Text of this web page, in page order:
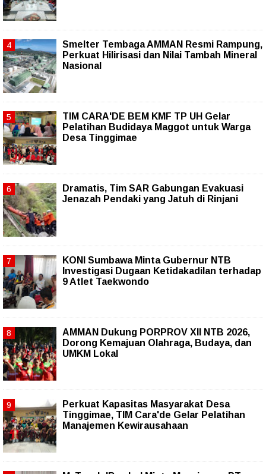
Smelter Tembaga AMMAN Resmi Rampung,
Perkuat Hilirisasi dan Nilai Tambah Mineral
Nasional
TIM CARA'DE BEM KMF TP UH Gelar
Pelatihan Budidaya Maggot untuk Warga
Desa Tinggimae
Dramatis, Tim SAR Gabungan Evakuasi
Jenazah Pendaki yang Jatuh di Rinjani
KONI Sumbawa Minta Gubernur NTB
Investigasi Dugaan Ketidakadilan terhadap
9 Atlet Taekwondo
AMMAN Dukung PORPROV XII NTB 2026,
Dorong Kemajuan Olahraga, Budaya, dan
UMKM Lokal
Perkuat Kapasitas Masyarakat Desa
Tinggimae, TIM Cara'de Gelar Pelatihan
Manajemen Kewirausahaan